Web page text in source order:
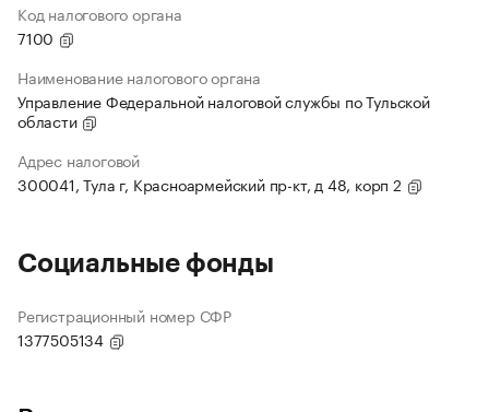
Код налогового органа
7100
Наименование налогового органа
Управление Федеральной налоговой службы по Тульской
области
Адрес налоговой
300041, Тула г, Красноармейский пр-кт, д 48, корп 2
Социальные фонды
Регистрационный номер СФР
1377505134